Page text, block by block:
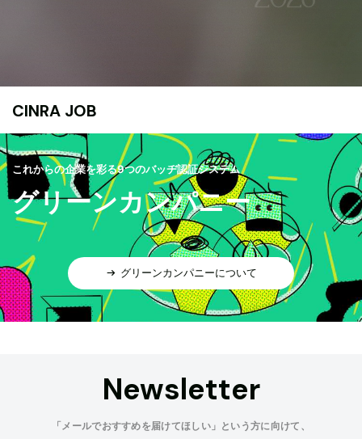
CINRA JOB
これからの企業を彩る9つのバッヂ認証システム
グリーンカンパニー
グリーンカンパニーについて
Newsletter
「メールでおすすめを届けてほしい」という方に向けて、